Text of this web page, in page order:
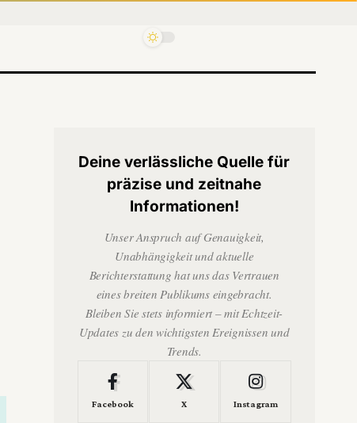
Deine verlässliche Quelle für
präzise und zeitnahe
Informationen!
Unser Anspruch auf Genauigkeit,
Unabhängigkeit und aktuelle
Berichterstattung hat uns das Vertrauen
eines breiten Publikums eingebracht.
Bleiben Sie stets informiert – mit Echtzeit-
Updates zu den wichtigsten Ereignissen und
Trends.
Facebook X Instagram